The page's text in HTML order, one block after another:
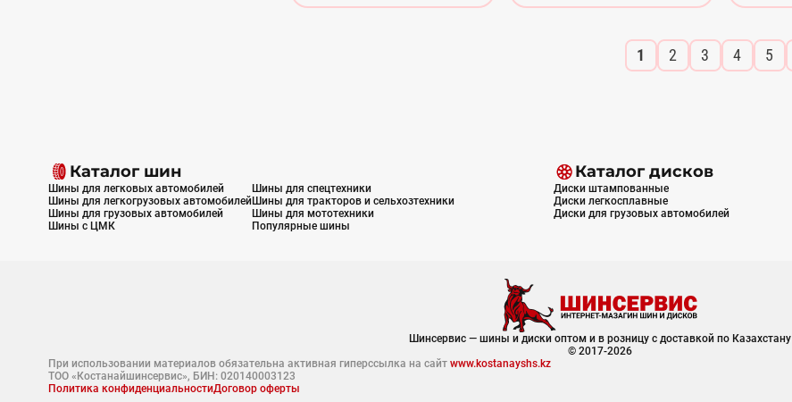
1 2 3 4 5
Каталог шин
Шины для легковых автомобилей
Шины для легкогрузовых автомобилей
Шины для грузовых автомобилей
Шины с ЦМК
Шины для спецтехники
Шины для тракторов и сельхозтехники
Шины для мототехники
Популярные шины
Каталог дисков
Диски штампованные
Диски легкосплавные
Диски для грузовых автомобилей
Шинсервис — шины и диски оптом и в розницу с доставкой по Казахстану
© 2017-2026
При использовании материалов обязательна активная гиперссылка на сайт www.kostanayshs.kz
ТОО «Костанайшинсервис», БИН: 020140003123
Политика конфиденциальностиДоговор оферты